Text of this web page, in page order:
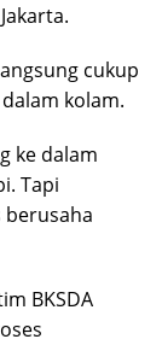
cukup
kolam.
ke dalam
Tapi
BKSDA